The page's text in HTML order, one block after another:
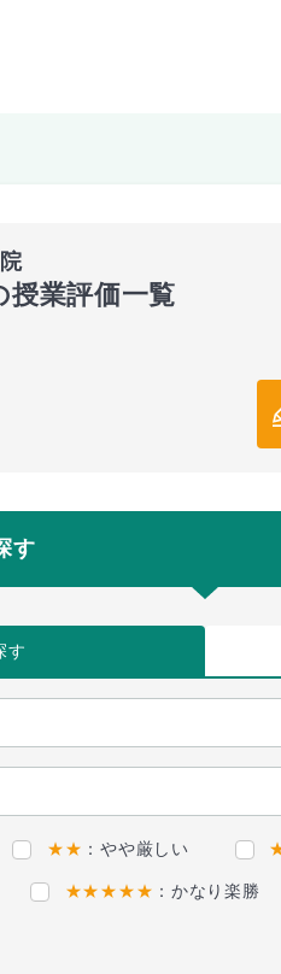
授業評価一覧
す
す
★★ ：やや厳しい
★★★★★ ：かなり楽勝